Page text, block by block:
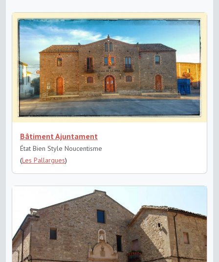
Bâtiment Ajuntament
État Bien Style Noucentisme
(Les Pallargues)